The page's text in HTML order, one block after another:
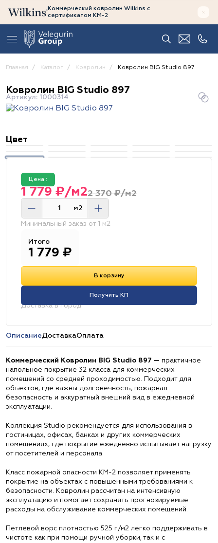
Коммерческий ковролин Wilkins с
сертификатом КМ-2
Главная Каталог Ковролин Ковролин BIG Studio 897
Ковролин BIG Studio 897
Артикул: 1000314
Цвет
Цена :
2 370 ₽/м2
1 779 ₽/м2
м2
Минимальный заказ от 1 м2
Итого
1 779 ₽
В корзину
Получить КП
Доставка в город:
ОписаниеДоставкаОплата
Коммерческий Ковролин BIG Studio 897 — практичное
напольное покрытие 32 класса для коммерческих
помещений со средней проходимостью. Подходит для
объектов, где важны долговечность, пожарная
безопасность и аккуратный внешний вид в ежедневной
эксплуатации.
Коллекция Studio рекомендуется для использования в
гостиницах, офисах, банках и других коммерческих
помещениях, где покрытие ежедневно испытывает нагрузку
от посетителей и персонала.
Класс пожарной опасности КМ-2 позволяет применять
покрытие на объектах с повышенными требованиями к
безопасности. Ковролин рассчитан на интенсивную
эксплуатацию и помогает сохранять прогнозируемые
расходы на обслуживание коммерческих помещений.
Петлевой ворс плотностью 525 г/м2 легко поддерживать в
чистоте как при помощи ручной уборки, так и с